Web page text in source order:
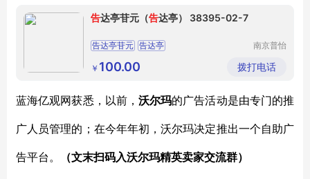
告达亭苷元（告达亭） 38395-02-7
告达亭苷元 告达亭
南京普怡
有限公司
￥ 100.00 拨打电话
蓝海亿观网获悉， 以前， 沃尔玛的广告活动是由专门的推
广人员管理的 ；在今年年初，沃尔玛决定推出一个自助广
告平台。 （文末扫码入沃尔玛精英卖家交流群）